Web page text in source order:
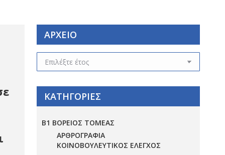
ΑΡΧΕΙΟ
ΑΡΧΕΙΟ
ΚΑΤΗΓΟΡΙΕΣ
Β1 ΒΟΡΕΙΟΣ ΤΟΜΕΑΣ
ΑΡΘΡΟΓΡΑΦΙΑ
ΚΟΙΝΟΒΟΥΛΕΥΤΙΚΟΣ ΕΛΕΓΧΟΣ